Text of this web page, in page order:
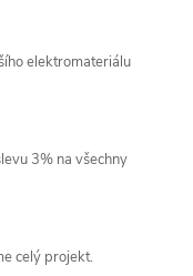
elektromateriálu
3% na všechny
celý projekt.